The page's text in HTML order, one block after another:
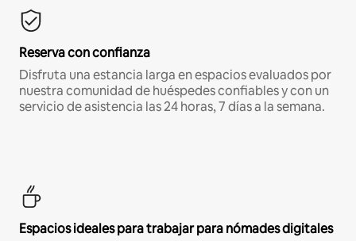
Reserva con confianza
Disfruta una estancia larga en espacios evaluados por
nuestra comunidad de huéspedes confiables y con un
servicio de asistencia las 24 horas, 7 días a la semana.
Espacios ideales para trabajar para nómades digitales